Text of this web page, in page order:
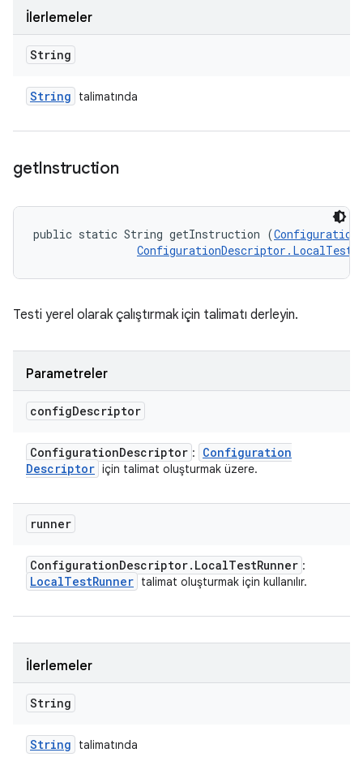
İlerlemeler
String
String talimatında
getInstruction
public static String getInstruction (
Testi yerel olarak çalıştırmak için talimatı derleyin.
Parametreler
configDescriptor
ConfigurationDescriptor :
Configuration
Descriptor için talimat oluşturmak üzere.
runner
ConfigurationDescriptor. LocalTestRunner :
LocalTestRunner talimat oluşturmak için kullanılır.
İlerlemeler
String
String talimatında